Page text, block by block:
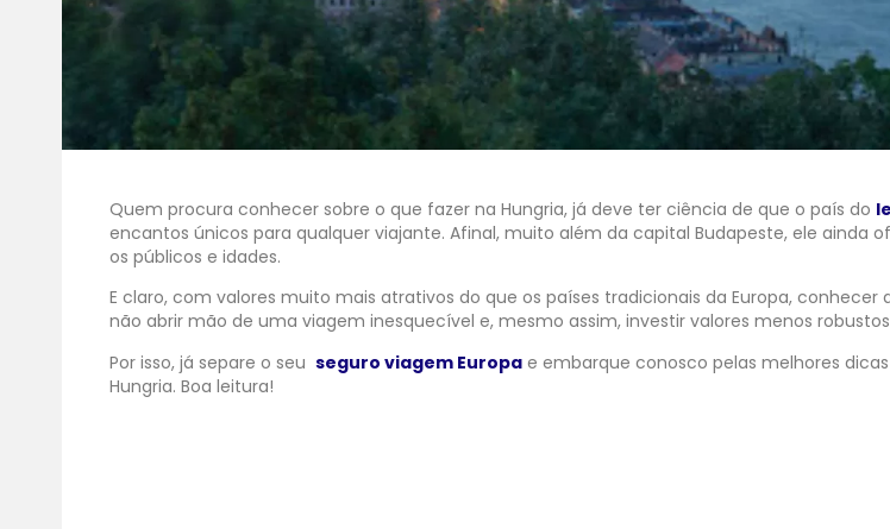
Quem procura conhecer sobre o que fazer na Hungria, já deve ter ciência de que o país do
encantos únicos para qualquer viajante. Afinal, muito além da capital Budapeste, ele ainda
os públicos e idades.
E claro, com valores muito mais atrativos do que os países tradicionais da Europa, conhecer
não abrir mão de uma viagem inesquecível e, mesmo assim, investir valores menos
Por isso, já separe o seu seguro viagem Europa e embarque conosco pelas melhores
Hungria. Boa leitura!